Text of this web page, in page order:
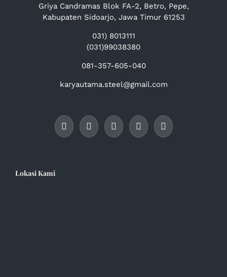
Griya Candramas Blok FA-2, Betro, Pepe,
Kabupaten Sidoarjo, Jawa Timur 61253
031) 8013111
(031)99038380
081-357-605-040
karyautama.steel@gmail.com
Lokasi Kami